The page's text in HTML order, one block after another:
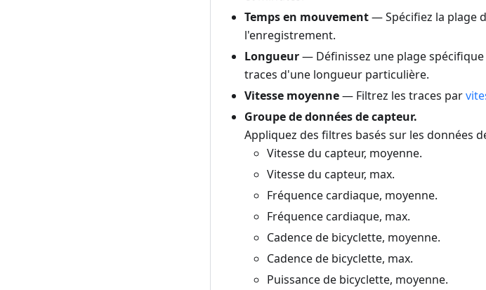
Temps en mouvement— Spécifiez la plage
l'enregistrement.
Longueur— Définissez une plage
traces d'une longueur particulière.
Vitesse moyenne— Filtrez les traces par
Groupe de données de capteur.
Appliquez des filtres basés sur les données
Vitesse du capteur, moyenne.
Vitesse du capteur, max.
Fréquence cardiaque, moyenne.
Fréquence cardiaque, max.
Cadence de bicyclette, moyenne.
Cadence de bicyclette, max.
Puissance de bicyclette, moyenne.